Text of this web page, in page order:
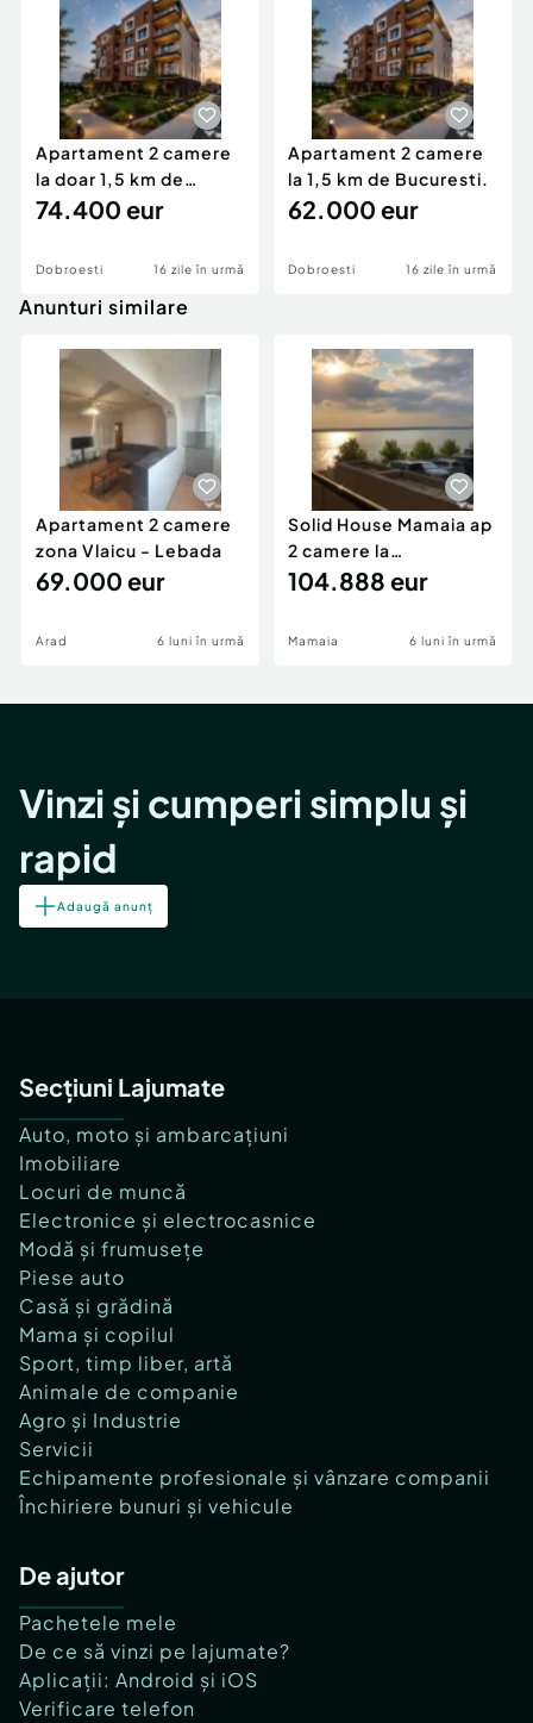
Apartament 2 camere
la doar 1,5 km de
Bucuresti.
74.400 eur
Dobroesti 16 zile în urmă
Apartament 2 camere
la 1,5 km de Bucuresti.
62.000 eur
Dobroesti 16 zile în urmă
Anunturi similare
Apartament 2 camere
zona Vlaicu - Lebada
69.000 eur
Arad 6 luni în urmă
Solid House Mamaia ap
2 camere la
cheie,langa Mega
104.888 eur
Mamaia 6 luni în urmă
Vinzi și cumperi simplu și
rapid
Adaugă anunț
Secțiuni Lajumate
Auto, moto și ambarcațiuni
Imobiliare
Locuri de muncă
Electronice și electrocasnice
Modă și frumusețe
Piese auto
Casă și grădină
Mama și copilul
Sport, timp liber, artă
Animale de companie
Agro și Industrie
Servicii
Echipamente profesionale și vânzare companii
Închiriere bunuri și vehicule
De ajutor
Pachetele mele
De ce să vinzi pe lajumate?
Aplicații: Android și iOS
Verificare telefon